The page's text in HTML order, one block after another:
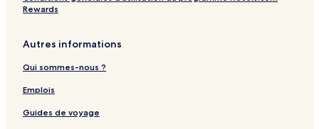
s
Rewards
Autres informations
Qui sommes-nous ?
Emplois
Guides de voyage